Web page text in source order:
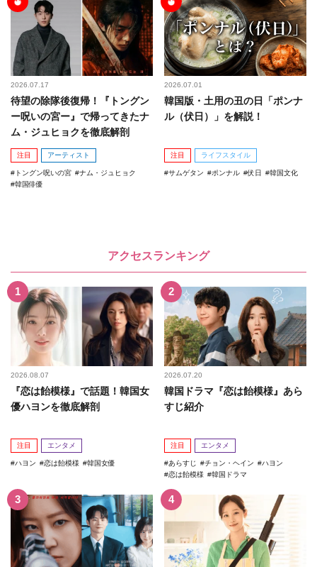
2026.07.17
待望の除隊後復帰！『トングン
ー呪いの宮ー』で帰ってきたナ
ム・ジュヒョクを徹底解剖
注目 アーティスト
トングン呪いの宮
ナム・ジュヒョク
韓国俳優
2026.07.01
韓国版・土用の丑の日「ポンナ
ル（伏日）」を解説！
注目 ライフスタイル
サムゲタン ポンナル 伏日 韓国文化
アクセスランキング
2026.08.07
『恋は飴模様』で話題！韓国女
優ハヨンを徹底解剖
注目 エンタメ
ハヨン 恋は飴模様 韓国女優
2026.07.20
韓国ドラマ『恋は飴模様』あら
すじ紹介
注目 エンタメ
あらすじ チョン・ヘイン
ハヨン
恋は飴模様
韓国ドラマ